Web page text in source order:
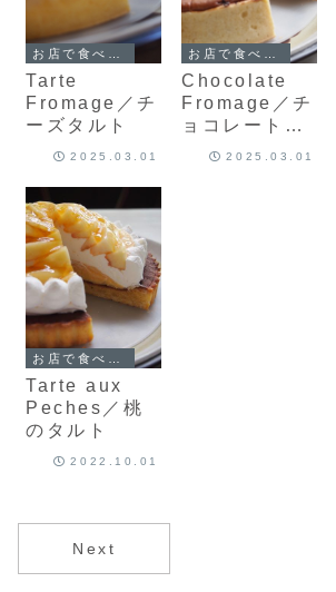
Tarte
Fromage／チ
ーズタルト
2025.03.01
Chocolate
Fromage／チ
ョコレートチ
ーズタルト
2025.03.01
Tarte aux
Peches／桃
のタルト
2022.10.01
Next